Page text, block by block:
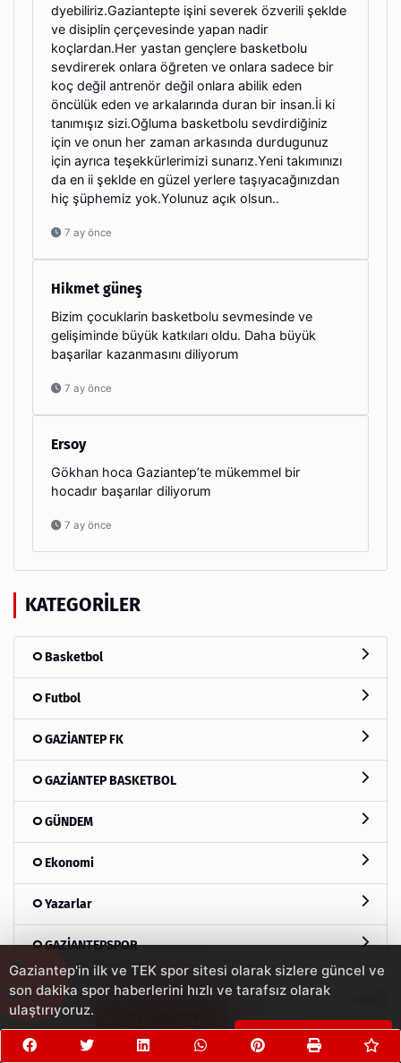
dyebiliriz.Gaziantepte işini severek özverili şeklde
ve disiplin çerçevesinde yapan nadir
koçlardan.Her yastan gençlere basketbolu
sevdirerek onlara öğreten ve onlara sadece bir
koç değil antrenör değil onlara abilik eden
öncülük eden ve arkalarında duran bir insan.İi ki
tanımışız sizi.Oğluma basketbolu sevdirdiğiniz
için ve onun her zaman arkasında durdugunuz
için ayrıca teşekkürlerimizi sunarız.Yeni takımınızı
da en ii şeklde en güzel yerlere taşıyacağınızdan
hiç şüphemiz yok.Yolunuz açık olsun..
7 ay önce
Hikmet güneş
Bizim çocuklarin basketbolu sevmesinde ve
gelişiminde büyük katkıları oldu. Daha büyük
başarilar kazanmasını diliyorum
7 ay önce
Ersoy
Gökhan hoca Gaziantep’te mükemmel bir
hocadır başarılar diliyorum
7 ay önce
KATEGORILER
Basketbol
Futbol
GAZİANTEP FK
GAZİANTEP BASKETBOL
GÜNDEM
Ekonomi
Yazarlar
GAZİANTEPSPOR
Gaziantep'in ilk ve TEK spor sitesi olarak sizlere güncel ve
son dakika spor haberlerini hızlı ve tarafsız olarak
ulaştırıyoruz.
Çerezleri Kabul Et